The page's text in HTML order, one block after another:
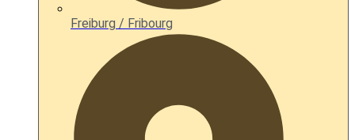
Freiburg / Fribourg